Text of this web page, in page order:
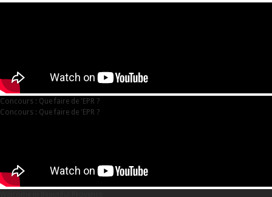
Concours : Que faire de 'EPR ?
Concours : Que faire de 'EPR ?